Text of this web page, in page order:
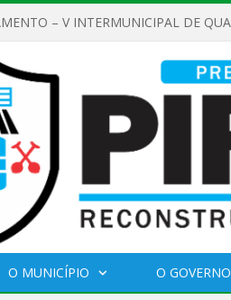
O MUNICÍPIO O GOVERNO